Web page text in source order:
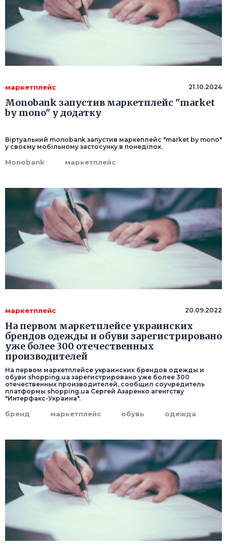
маркетплейс 21.10.2024
Monobank запустив маркетплейс "market
by mono" у додатку
Віртуальний monobank запустив маркеплейс "market by mono"
у своєму мобільному застосунку в понеділок.
Monobank маркетплейс
маркетплейс 20.09.2022
На первом маркетплейсе украинских
брендов одежды и обуви зарегистрировано
уже более 300 отечественных
производителей
На первом маркетплейсе украинских брендов одежды и
обуви shopping.ua зарегистрировано уже более 300
отечественных производителей, сообщил соучредитель
платформы shopping.ua Сергей Азаренко агентству
"Интерфакс-Украина".
бренд маркетплейс обувь одежда